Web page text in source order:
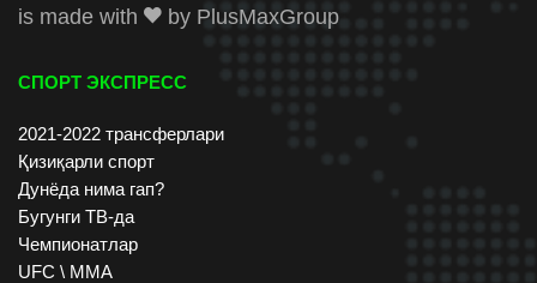
is made with
by PlusMaxGroup
СПОРТ ЭКСПРЕСС
2021-2022 трансферлари
Қизиқарли спорт
Дунёда нима гап?
Бугунги ТВ-да
Чемпионатлар
UFC \ ММА